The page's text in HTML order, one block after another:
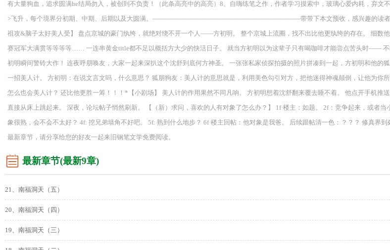
有大量狗血，追求圆满he结局勿入，被创到不负责！（此条高亮中的高亮）8、自嗨练笔之作，作者学习摸索中，玻璃心爱内耗，弃
>飞升，每个境界分初期、中期、后期以及大圆满。———————————————————————带带下本文预收，感兴趣的读者小天使
祖攻&脑子太好美人受】 盘点京城的豪门纨绔，就绝对绕不开一个人——方初明。 整个京城上流圈，找不出比他更纨绔的存在。 细数
赛冠军大满贯等等等等…… 一连串黄金title都不足以概括方大少的快活日子。 就当方初明以为这辈子只有喝咖啡才能尝点苦头时——
初明瞬间警铃大作！ 连夜呼朋唤友，大家一起来深扒这个沈舒到底何方神圣。 一张张私家侦探拍摄的照片拼凑到一起，方初明和他
一招美人计。 方初明：在说文言文吗，什么意思？ 狐朋狗友：美人计的意思就是，利用美色勾引对方，把他迷得神魂颠倒，让他为
怎么也会美人计？ 还比他更胜一筹！！！*【小剧场】 美人计的作用果然不同凡响。 方初明想着沈舒翻来覆去睡不着。 他点开手机
直接从床上跳起来。 深夜，论坛帖子悄然刷新。 【（新）求问，喜欢的人有对象了怎么办？】 1f·楼主：如题。 2f：竞争起来，或者
象很熟，会不会不太好？ 4f: 挖兄弟墙角不好吧。 5f: 熟到什么地步？ 6f·楼主回帖：他对象是我爸。 后续跟帖清一色：？？？ 修真界
最新章节，请分享给您的好友一起来旧钢笔文学免费阅读。
最新章节(最新9章)
21、南福洞天（五）
20、南福洞天（四）
19、南福洞天（三）